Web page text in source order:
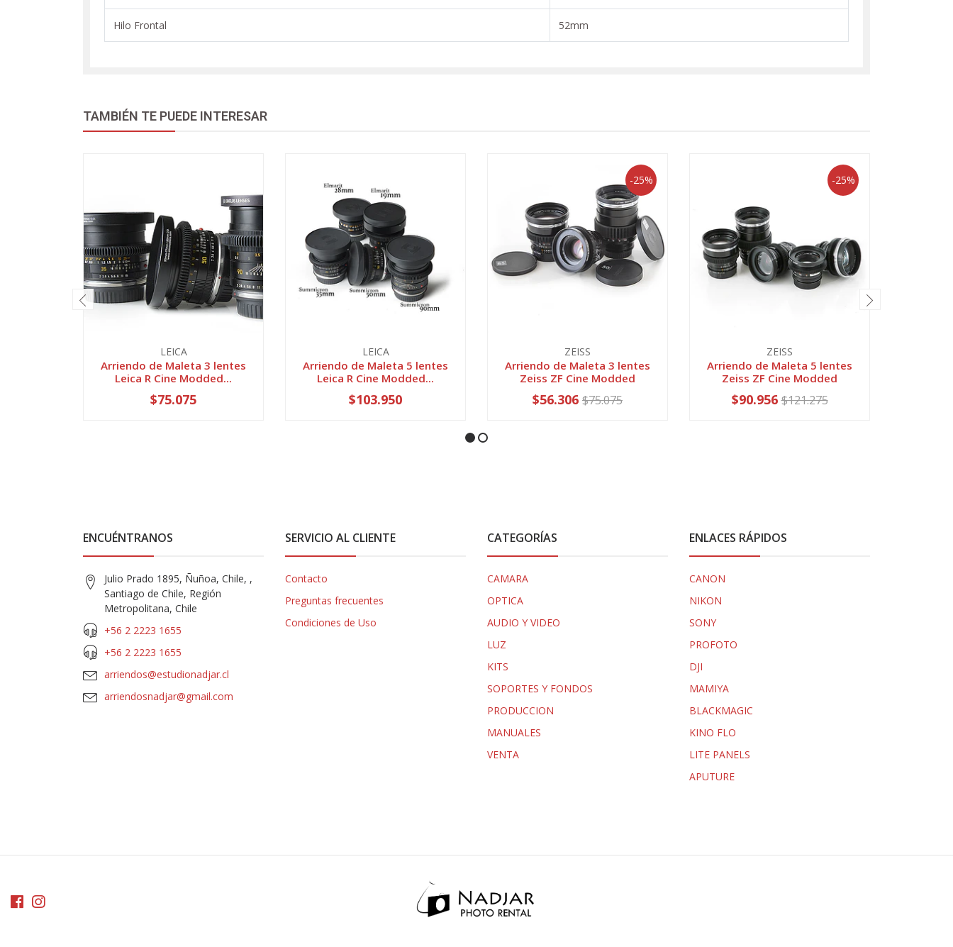
Hilo Frontal 52mm
TAMBIÉN TE PUEDE INTERESAR
LEICA
Arriendo de Maleta 3 lentes
Leica R Cine Modded...
$75.075
LEICA
Arriendo de Maleta 5 lentes
Leica R Cine Modded...
$103.950
-25%
ZEISS
Arriendo de Maleta 3 lentes
Zeiss ZF Cine Modded
$56.306 $75.075
-25%
ZEISS
Arriendo de Maleta 5 lentes
Zeiss ZF Cine Modded
$90.956$121.275
ENCUÉNTRANOS
Julio Prado 1895, Ñuñoa, Chile, ,
Santiago de Chile, Región
Metropolitana, Chile
+56 2 2223 1655
+56 2 2223 1655
arriendos@estudionadjar.cl
arriendosnadjar@gmail.com
SERVICIO AL CLIENTE
Contacto
Preguntas frecuentes
Condiciones de Uso
CATEGORÍAS
CAMARA
OPTICA
AUDIO Y VIDEO
LUZ
KITS
SOPORTES Y FONDOS
PRODUCCION
MANUALES
VENTA
ENLACES RÁPIDOS
CANON
NIKON
SONY
PROFOTO
DJI
MAMIYA
BLACKMAGIC
KINO FLO
LITE PANELS
APUTURE